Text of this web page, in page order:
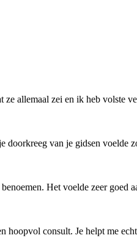
allemaal zei en ik heb volste
doorkreeg van je gidsen
Het voelde zeer goed
consult. Je helpt me